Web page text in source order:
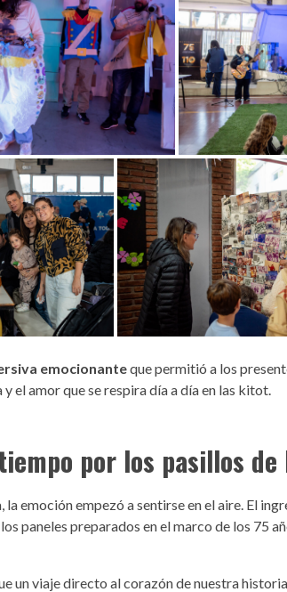
emocionanteque permitió a los
el amor que se respira día a día en las kitot.
por los pasillos
la emoción empezó a sentirse en el aire. El
paneles preparados en el marco de los 75
un viaje directo al corazón de nuestra